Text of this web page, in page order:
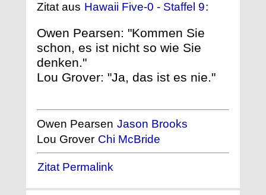
Zitat aus Hawaii Five-0 - Staffel 9:
Owen Pearsen: "Kommen Sie
schon, es ist nicht so wie Sie
denken."
Lou Grover: "Ja, das ist es nie."
Owen Pearsen Jason Brooks
Lou Grover Chi McBride
Zitat Permalink